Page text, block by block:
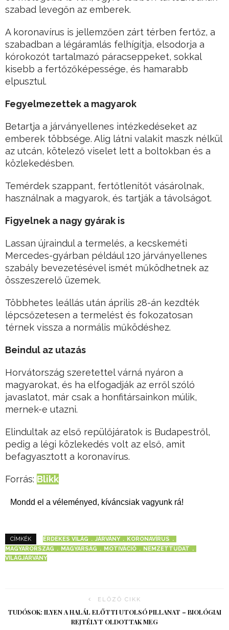
szabad levegőn az emberek.
A koronavírus is jellemzően zárt térben fertőz, a
szabadban a légáramlás felhígítja, elsodorja a
kórokozót tartalmazó páracseppeket, sokkal
kisebb a fertőzőképessége, és hamarabb
elpusztul.
Fegyelmezettek a magyarok
Betartja a járványellenes intézkedéseket az
emberek többsége. Alig látni valakit maszk nélkül
az utcán, kötelező viselet lett a boltokban és a
közlekedésben.
Temérdek szappant, fertőtlenítőt vásárolnak,
használnak a magyarok, és tartják a távolságot.
Figyelnek a nagy gyárak is
Lassan újraindul a termelés, a kecskeméti
Mercedes-gyárban például 120 járványellenes
szabály bevezetésével ismét működhetnek az
összeszerelő üzemek.
Többhetes leállás után április 28-án kezdték
lépcsőzetesen a termelést és fokozatosan
térnek vissza a normális működéshez.
Beindul az utazás
Horvátország szeretettel várná nyáron a
magyarokat, és ha elfogadják az erről szóló
javaslatot, már csak a honfitársainkon múlik,
mernek-e utazni.
Elindultak az első repülőjáratok is Budapestről,
pedig a légi közlekedés volt az első, amit
befagyasztott a koronavírus.
Forrás: Blikk
Mondd el a véleményed, kíváncsiak vagyunk rá!
CÍMKÉK ÉRDEKES VILÁG JÁRVÁNY
KORONAVÍRUS
MAGYARORSZÁG
MAGYARSÁG MOTIVÁCIÓ
NEMZETTUDAT
VILÁGJÁRVÁNY
ELŐZŐ CIKK
TUDÓSOK: ILYEN A HALÁL ELŐTTI UTOLSÓ PILLANAT – BIOLÓGIAI
REJTÉLYT OLDOTTAK MEG